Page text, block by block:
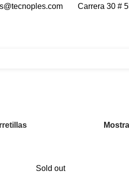
Carrera 30 #
Sold out